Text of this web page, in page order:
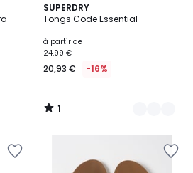
SUPERDRY
Tongs Code Essential
à partir de
24,99 €
20,93 € -16%
1
/
5
Couleurs
1
/